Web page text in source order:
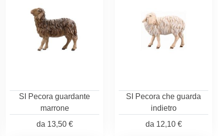
SI Pecora guardante
marrone
da 13,50 €
SI Pecora che guarda
indietro
da 12,10 €